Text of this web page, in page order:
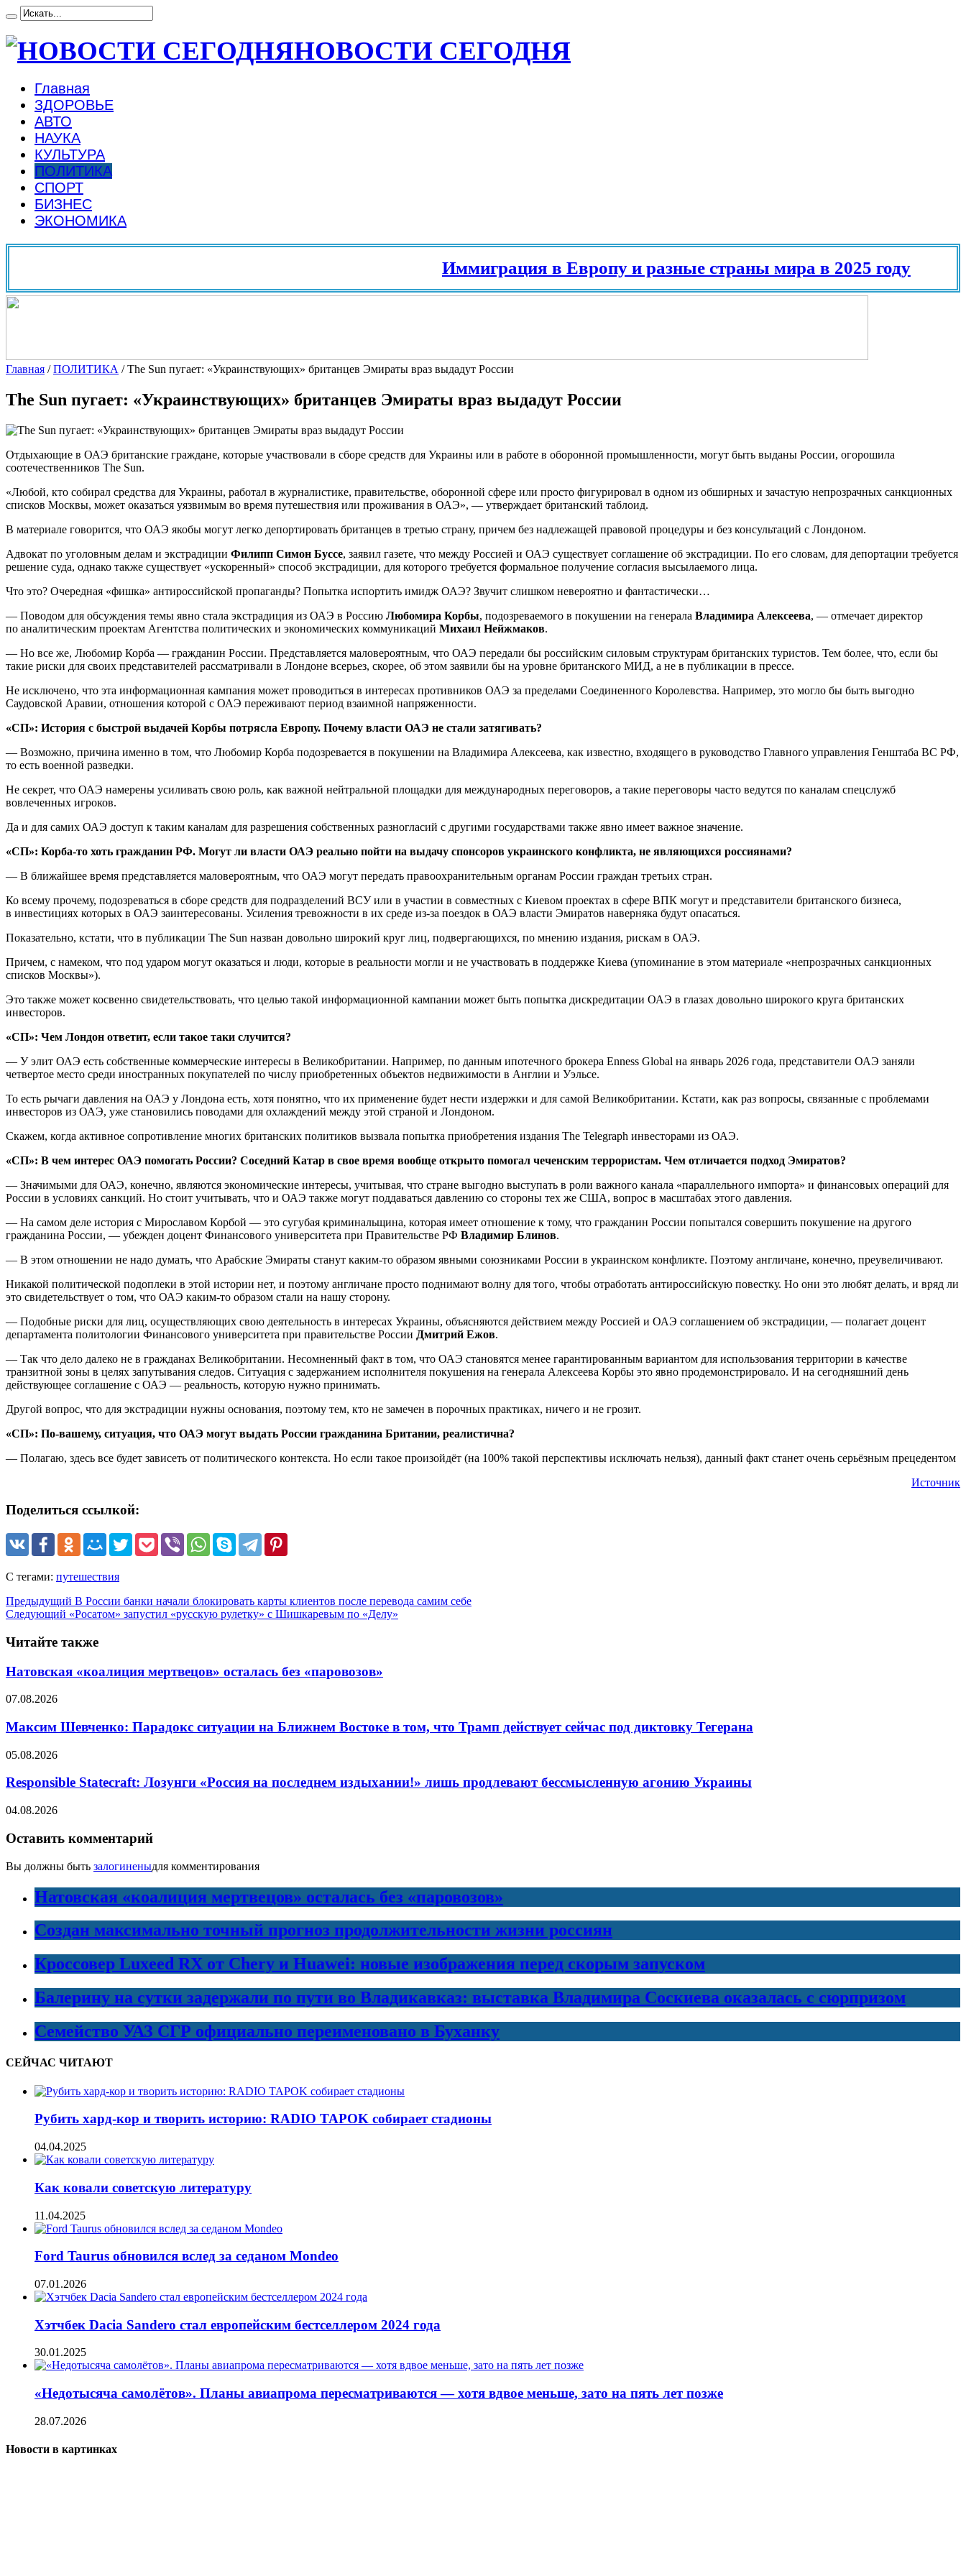
НОВОСТИ СЕГОДНЯ
Главная
ЗДОРОВЬЕ
АВТО
НАУКА
КУЛЬТУРА
ПОЛИТИКА
СПОРТ
БИЗНЕС
ЭКОНОМИКА
Иммиграция в Европу и разные страны мира в 2025 году
Главная /ПОЛИТИКА /The Sun пугает: «Украинствующих» британцев Эмираты враз выдадут России
The Sun пугает: «Украинствующих» британцев Эмираты враз выдадут России
Отдыхающие в ОАЭ британские граждане, которые участвовали в сборе средств для Украины или в работе в оборонной промышленности, могут быть выданы России, огорошила
соотечественников The Sun.
«Любой, кто собирал средства для Украины, работал в журналистике, правительстве, оборонной сфере или просто фигурировал в одном из обширных и зачастую непрозрачных санкционных
списков Москвы, может оказаться уязвимым во время путешествия или проживания в ОАЭ», — утверждает британский таблоид.
В материале говорится, что ОАЭ якобы могут легко депортировать британцев в третью страну, причем без надлежащей правовой процедуры и без консультаций с Лондоном.
Адвокат по уголовным делам и экстрадиции Филипп Симон Буссе, заявил газете, что между Россией и ОАЭ существует соглашение об экстрадиции. По его словам, для депортации требуется
решение суда, однако также существует «ускоренный» способ экстрадиции, для которого требуется формальное получение согласия высылаемого лица.
Что это? Очередная «фишка» антироссийской пропаганды? Попытка испортить имидж ОАЭ? Звучит слишком невероятно и фантастически…
— Поводом для обсуждения темы явно стала экстрадиция из ОАЭ в Россию Любомира Корбы, подозреваемого в покушении на генерала Владимира Алексеева, — отмечает директор
по аналитическим проектам Агентства политических и экономических коммуникаций Михаил Нейжмаков.
— Но все же, Любомир Корба — гражданин России. Представляется маловероятным, что ОАЭ передали бы российским силовым структурам британских туристов. Тем более, что, если бы
такие риски для своих представителей рассматривали в Лондоне всерьез, скорее, об этом заявили бы на уровне британского МИД, а не в публикации в прессе.
Не исключено, что эта информационная кампания может проводиться в интересах противников ОАЭ за пределами Соединенного Королевства. Например, это могло бы быть выгодно
Саудовской Аравии, отношения которой с ОАЭ переживают период взаимной напряженности.
«СП»: История с быстрой выдачей Корбы потрясла Европу. Почему власти ОАЭ не стали затягивать?
— Возможно, причина именно в том, что Любомир Корба подозревается в покушении на Владимира Алексеева, как известно, входящего в руководство Главного управления Генштаба ВС РФ,
то есть военной разведки.
Не секрет, что ОАЭ намерены усиливать свою роль, как важной нейтральной площадки для международных переговоров, а такие переговоры часто ведутся по каналам спецслужб
вовлеченных игроков.
Да и для самих ОАЭ доступ к таким каналам для разрешения собственных разногласий с другими государствами также явно имеет важное значение.
«СП»: Корба-то хоть гражданин РФ. Могут ли власти ОАЭ реально пойти на выдачу спонсоров украинского конфликта, не являющихся россиянами?
— В ближайшее время представляется маловероятным, что ОАЭ могут передать правоохранительным органам России граждан третьих стран.
Ко всему прочему, подозреваться в сборе средств для подразделений ВСУ или в участии в совместных с Киевом проектах в сфере ВПК могут и представители британского бизнеса,
в инвестициях которых в ОАЭ заинтересованы. Усиления тревожности в их среде из-за поездок в ОАЭ власти Эмиратов наверняка будут опасаться.
Показательно, кстати, что в публикации The Sun назван довольно широкий круг лиц, подвергающихся, по мнению издания, рискам в ОАЭ.
Причем, с намеком, что под ударом могут оказаться и люди, которые в реальности могли и не участвовать в поддержке Киева (упоминание в этом материале «непрозрачных санкционных
списков Москвы»).
Это также может косвенно свидетельствовать, что целью такой информационной кампании может быть попытка дискредитации ОАЭ в глазах довольно широкого круга британских
инвесторов.
«СП»: Чем Лондон ответит, если такое таки случится?
— У элит ОАЭ есть собственные коммерческие интересы в Великобритании. Например, по данным ипотечного брокера Enness Global на январь 2026 года, представители ОАЭ заняли
четвертое место среди иностранных покупателей по числу приобретенных объектов недвижимости в Англии и Уэльсе.
То есть рычаги давления на ОАЭ у Лондона есть, хотя понятно, что их применение будет нести издержки и для самой Великобритании. Кстати, как раз вопросы, связанные с проблемами
инвесторов из ОАЭ, уже становились поводами для охлаждений между этой страной и Лондоном.
Скажем, когда активное сопротивление многих британских политиков вызвала попытка приобретения издания The Telegraph инвесторами из ОАЭ.
«СП»: В чем интерес ОАЭ помогать России? Соседний Катар в свое время вообще открыто помогал чеченским террористам. Чем отличается подход Эмиратов?
— Значимыми для ОАЭ, конечно, являются экономические интересы, учитывая, что стране выгодно выступать в роли важного канала «параллельного импорта» и финансовых операций для
России в условиях санкций. Но стоит учитывать, что и ОАЭ также могут поддаваться давлению со стороны тех же США, вопрос в масштабах этого давления.
— На самом деле история с Мирославом Корбой — это сугубая криминальщина, которая имеет отношение к тому, что гражданин России попытался совершить покушение на другого
гражданина России, — убежден доцент Финансового университета при Правительстве РФ Владимир Блинов.
— В этом отношении не надо думать, что Арабские Эмираты станут каким-то образом явными союзниками России в украинском конфликте. Поэтому англичане, конечно, преувеличивают.
Никакой политической подоплеки в этой истории нет, и поэтому англичане просто поднимают волну для того, чтобы отработать антироссийскую повестку. Но они это любят делать, и вряд ли
это свидетельствует о том, что ОАЭ каким-то образом стали на нашу сторону.
— Подобные риски для лиц, осуществляющих свою деятельность в интересах Украины, объясняются действием между Россией и ОАЭ соглашением об экстрадиции, — полагает доцент
департамента политологии Финансового университета при правительстве России Дмитрий Ежов.
— Так что дело далеко не в гражданах Великобритании. Несомненный факт в том, что ОАЭ становятся менее гарантированным вариантом для использования территории в качестве
транзитной зоны в целях запутывания следов. Ситуация с задержанием исполнителя покушения на генерала Алексеева Корбы это явно продемонстрировало. И на сегодняшний день
действующее соглашение с ОАЭ — реальность, которую нужно принимать.
Другой вопрос, что для экстрадиции нужны основания, поэтому тем, кто не замечен в порочных практиках, ничего и не грозит.
«СП»: По-вашему, ситуация, что ОАЭ могут выдать России гражданина Британии, реалистична?
— Полагаю, здесь все будет зависеть от политического контекста. Но если такое произойдёт (на 100% такой перспективы исключать нельзя), данный факт станет очень серьёзным прецедентом
Источник
Поделиться ссылкой:
С тегами: путешествия
Предыдущий В России банки начали блокировать карты клиентов после перевода самим себе
Следующий «Росатом» запустил «русскую рулетку» с Шишкаревым по «Делу»
Читайте также
Натовская «коалиция мертвецов» осталась без «паровозов»
07.08.2026
Максим Шевченко: Парадокс ситуации на Ближнем Востоке в том, что Трамп действует сейчас под диктовку Тегерана
05.08.2026
Responsible Statecraft: Лозунги «Россия на последнем издыхании!» лишь продлевают бессмысленную агонию Украины
04.08.2026
Оставить комментарий
Вы должны быть залогиненыдля комментирования
Натовская «коалиция мертвецов» осталась без «паровозов»
Создан максимально точный прогноз продолжительности жизни россиян
Кроссовер Luxeed RX от Chery и Huawei: новые изображения перед скорым запуском
Балерину на сутки задержали по пути во Владикавказ: выставка Владимира Соскиева оказалась с сюрпризом
Семейство УАЗ СГР официально переименовано в Буханку
СЕЙЧАС ЧИТАЮТ
Рубить хард-кор и творить историю: RADIO TAPOK собирает стадионы
04.04.2025
Как ковали советскую литературу
11.04.2025
Ford Taurus обновился вслед за седаном Mondeo
07.01.2026
Хэтчбек Dacia Sandero стал европейским бестселлером 2024 года
30.01.2025
«Недотысяча самолётов». Планы авиапрома пересматриваются — хотя вдвое меньше, зато на пять лет позже
28.07.2026
Новости в картинках